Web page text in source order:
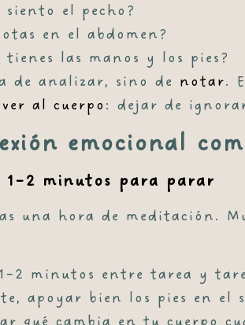
siento el pecho?
en el abdomen?
tienes las manos y los pies?
de analizar, sino de notar.
al cuerpo: dejar de
emocional
1–2 minutos para parar
una hora de meditación.
minutos entre tarea y
apoyar bien los pies en el